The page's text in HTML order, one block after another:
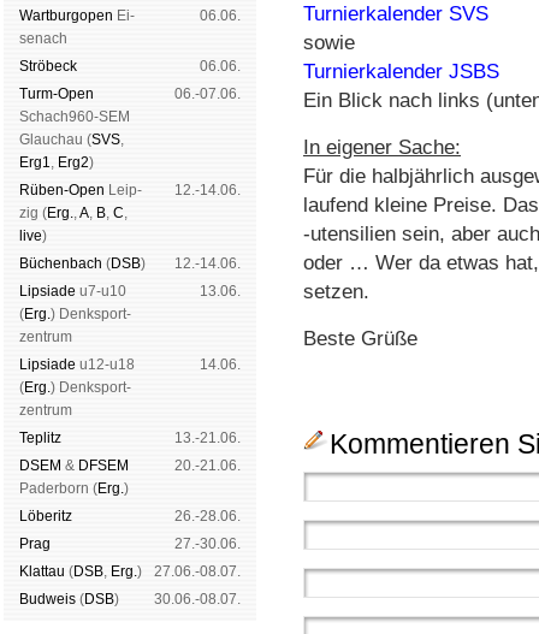
Wart­burg­open Ei­
se­nach
06.06.
Strö­beck
06.06.
Turm-Open
Schach960-SEM
Glau­chau (SVS,
Erg1, Erg2)
06.-07.06.
Rüben-Open Leip­
zig (Erg.,A, B, C,
live)
12.-14.06.
Büchen­bach (DSB)
12.-14.06.
Lipsiade u7-u10
(Erg.) Denk­sport­
zen­trum
13.06.
Lipsiade u12-u18
(Erg.) Denk­sport­
zen­trum
14.06.
Tep­litz
13.-21.06.
DSEM & DFSEM
Pader­born (Erg.)
20.-21.06.
Lö­be­ritz
26.-28.06.
Prag
27.-30.06.
Klat­tau (DSB, Erg.)
27.06.-08.07.
Bud­weis (DSB) 30.06.-08.07.
Turnierkalender SVS
sowie
Turnierkalender JSBS
Ein Blick nach links
In eigener Sache:
Für die halbjährlich
laufend kleine Preise.
-utensilien sein, aber
oder … Wer da etwas
setzen.
Beste Grüße
Kommentieren